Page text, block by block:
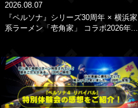
2026.08.07
『ペルソナ』シリーズ30周年 × 横浜家
系ラーメン「壱角家」 コラボ2026年...